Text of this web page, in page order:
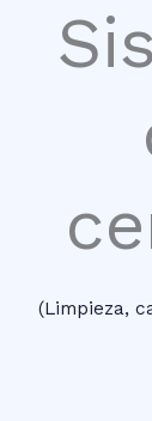
(Limpieza,